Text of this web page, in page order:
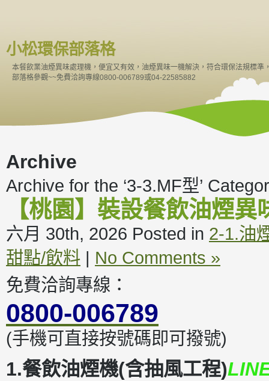
小松環保部落格
本餐飲業油煙異味處理機，便宜又有效，油煙異味一機解決，符合環保法規標
部落格參觀~~免費洽詢專線0800-006789或04-22585882
Archive
Archive for the ‘3-3.MF型’
【桃園】裝設餐飲油煙
六月 30th, 2026 Posted in 2-1.油
甜點/飲料 | No Comments »
免費洽詢專線：
0800-006789
(手機可直接按號碼即可撥號)
1.餐飲油煙機(含抽風工程)